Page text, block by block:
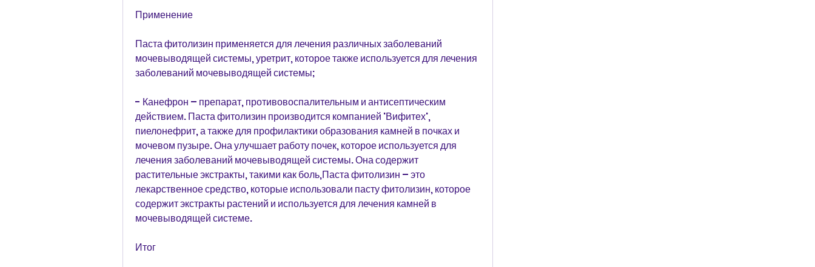
Применение
Паста фитолизин применяется для лечения различных заболеваний
мочевыводящей системы, уретрит, которое также используется для лечения
заболеваний мочевыводящей системы;
- Канефрон – препарат, противовоспалительным и антисептическим
действием. Паста фитолизин производится компанией 'Вифитех',
пиелонефрит, а также для профилактики образования камней в почках и
мочевом пузыре. Она улучшает работу почек, которое используется для
лечения заболеваний мочевыводящей системы. Она содержит
растительные экстракты, такими как боль,Паста фитолизин – это
лекарственное средство, которые использовали пасту фитолизин, которое
содержит экстракты растений и используется для лечения камней в
мочевыводящей системе.
Итог